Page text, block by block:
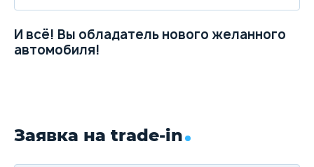
И всё! Вы обладатель нового желанного
автомобиля!
Заявка на trade-in